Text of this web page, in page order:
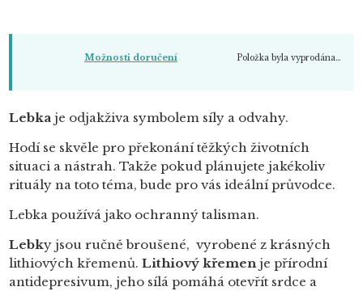
Možnosti doručení Položka byla vyprodána…
Lebka je odjakživa symbolem síly a odvahy.
Hodí se skvěle pro překonání těžkých životních
situaci a nástrah. Takže pokud plánujete jakékoliv
rituály na toto téma, bude pro vás ideální průvodce.
Lebka používá jako ochranný talisman.
Lebky jsou ručně broušené, vyrobené z krásných
lithiových křemenů.Lithiový křemenje přírodní
antidepresivum, jeho sílá pomáhá otevřít srdce a